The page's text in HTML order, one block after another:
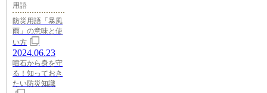
用語
防災用語「暴風
雨」の意味と使
い方
2024.06.23
噴石から身を守
る！知っておき
たい防災知識